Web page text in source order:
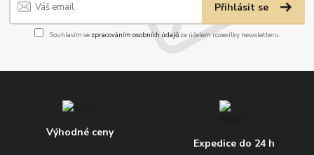
Přihlásit se
Souhlasím se zpracováním osobních údajůza účelem rozesílky newsletteru.
Výhodné ceny
Expedice do 24 h